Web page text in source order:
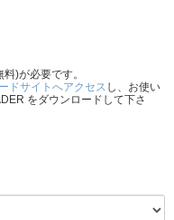
)が必要です。
ドサイトへアクセス し、お使い
をダウンロードして下さ